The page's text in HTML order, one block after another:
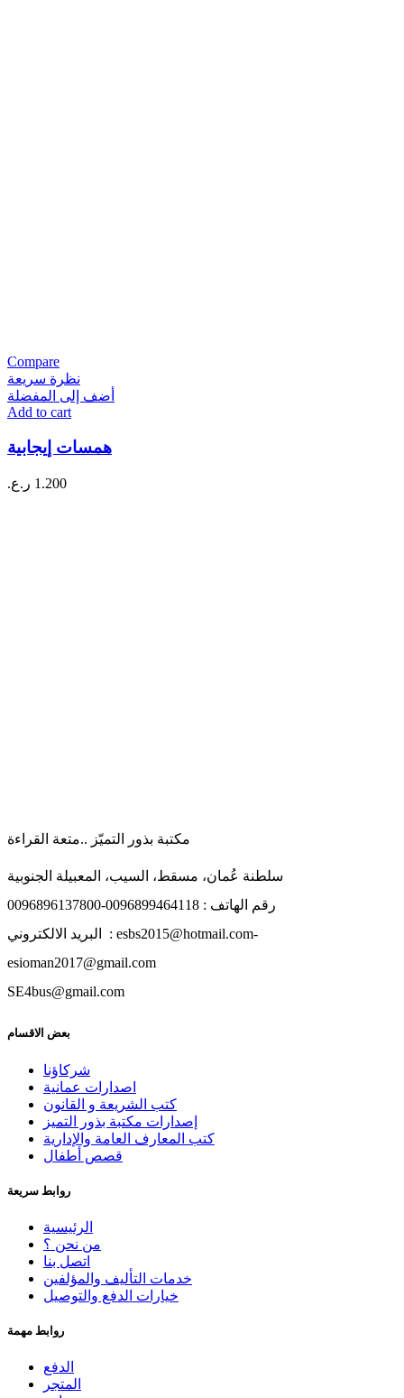
Compare
نظرة سريعة
أضف إلى المفضلة
Add to cart
همسات إيجابية
1.200 ر.ع.
مكتبة بذور التميّز ..متعة القراءة
سلطنة عُمان، مسقط، السيب، المعبيلة الجنوبية
رقم الهاتف : 0096899464118-0096896137800
البريد الالكتروني : esbs2015@hotmail.com-
esioman2017@gmail.com
SE4bus@gmail.com
بعض الاقسام
شركاؤنا
اصدارات عمانية
كتب الشريعة و القانون
إصدارات مكتبة بذور التميز
كتب المعارف العامة والإدارية
قصص أطفال
روابط سريعة
الرئيسية
من نحن ؟
اتصل بنا
خدمات التأليف والمؤلفين
خيارات الدفع والتوصيل
روابط مهمة
الدفع
المتجر